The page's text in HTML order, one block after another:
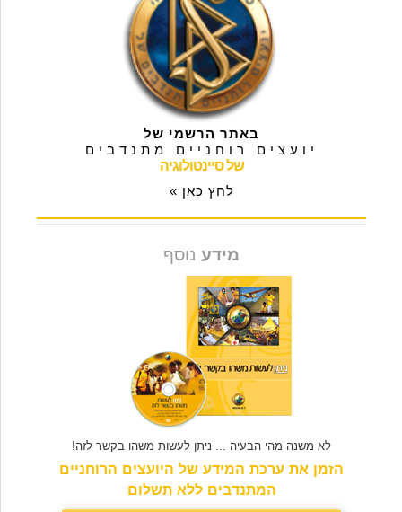
באתר הרשמי של
יועצים רוחניים מתנדבים
של סיינטולוגיה
לחץ כאן »
מידע נוסף
לא משנה מהי הבעיה ... ניתן לעשות משהו בקשר לזה!
הזמן את ערכת המידע של היועצים הרוחניים
המתנדבים ללא תשלום